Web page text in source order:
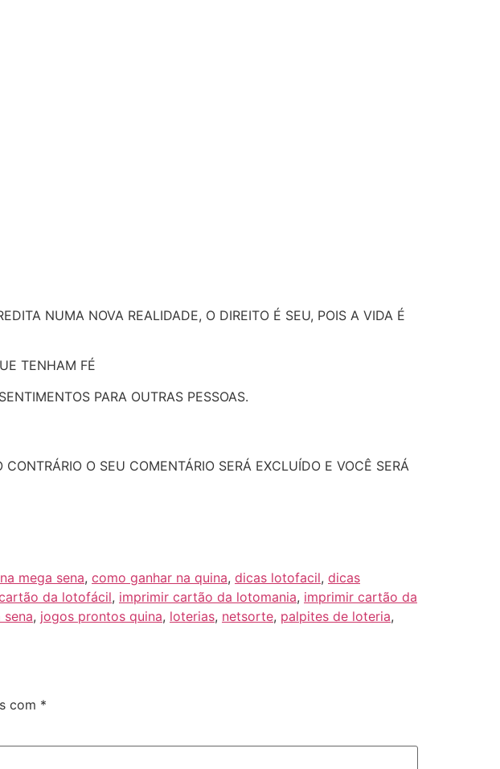
NUMA NOVA REALIDADE, O DIREITO É SEU, POIS A VIDA É
TENHAM FÉ
PARA OUTRAS PESSOAS.
O SEU COMENTÁRIO SERÁ EXCLUÍDO E VOCÊ SERÁ
mega sena, como ganhar na quina, dicas lotofacil, dicas
da lotofácil, imprimir cartão da lotomania, imprimir cartão da
, jogos prontos quina, loterias, netsorte, palpites de loteria,
com *